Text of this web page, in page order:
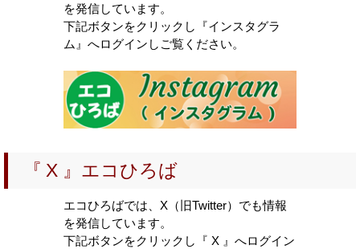
2025-09-10
2025年度 ダンボールコンポスト講習会日程表
2025年度 環境教育支援
2025-05-14
2025年第2期環境学習サポーター養成講座
2025年第1期環境学習サポーター養成講座
2024-12-20
令和６年度環境教育・ESD実践動画100選・中央地区環境市
を発信しています。
下記ボタンをクリックし『インスタグラ
ム』へログインしご覧ください。
『 X 』エコひろば
エコひろばでは、X（旧Twitter）でも情報
を発信しています。
下記ボタンをクリックし『 X 』へログイン